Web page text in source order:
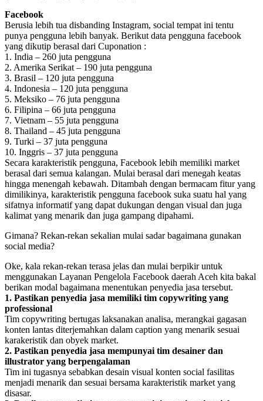
Facebook
Berusia lebih tua disbanding Instagram, social tempat ini tentu
punya pengguna lebih banyak. Berikut data pengguna facebook
yang dikutip berasal dari Cuponation :
1. India – 260 juta pengguna
2. Amerika Serikat – 190 juta pengguna
3. Brasil – 120 juta pengguna
4. Indonesia – 120 juta pengguna
5. Meksiko – 76 juta pengguna
6. Filipina – 66 juta pengguna
7. Vietnam – 55 juta pengguna
8. Thailand – 45 juta pengguna
9. Turki – 37 juta pengguna
10. Inggris – 37 juta pengguna
Secara karakteristik pengguna, Facebook lebih memiliki market
berasal dari semua kalangan. Mulai berasal dari menegah keatas
hingga menengah kebawah. Ditambah dengan bermacam fitur yang
dimilikinya, karakteristik pengguna facebook suka suatu hal yang
sifatnya informatif yang dapat dukungan dengan visual dan juga
kalimat yang menarik dan juga gampang dipahami.
Gimana? Rekan-rekan sekalian mulai sadar bagaimana gunakan
social media?
Oke, kala rekan-rekan terasa jelas dan mulai berpikir untuk
menggunakan Layanan Pengelola Facebook daerah Aceh kita bakal
berikan modal bagaimana menentukan penyedia jasa tersebut.
1. Pastikan penyedia jasa memiliki tim copywriting yang
professional
Tim copywriting bertugas laksanakan analisa, merangkai gagasan
konten lantas diterjemahkan dalam caption yang menarik sesuai
karakeristik dan obyek market.
2. Pastikan penyedia jasa mempunyai tim desainer dan
illustrator yang berpengalaman
Tim ini tugasnya sebabkan desain visual konten social fasilitas
menjadi menarik dan sesuai bersama karakteristik market yang
disasar.